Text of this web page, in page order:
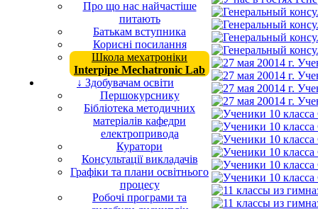
Про що нас найчастіше
питають
Батькам вступника
Корисні посилання
Школа мехатроніки
Interpipe Mechatronic Lab
↓ Здобувачам освіти
Першокурснику
Бібліотека методичних
матеріалів кафедри
електропривода
Куратори
Консультації викладачів
Графіки та плани освітнього
процесу
Робочі програми та